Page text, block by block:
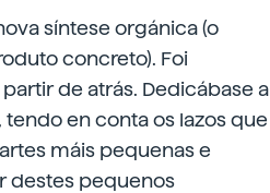
síntese orgánica (o
concreto). Foi
de atrás. Dedicábase a
en conta os lazos que
máis pequenas e
destes pequenos